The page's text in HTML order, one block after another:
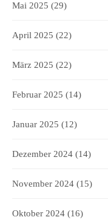
Mai 2025 (29)
April 2025 (22)
März 2025 (22)
Februar 2025 (14)
Januar 2025 (12)
Dezember 2024 (14)
November 2024 (15)
Oktober 2024 (16)